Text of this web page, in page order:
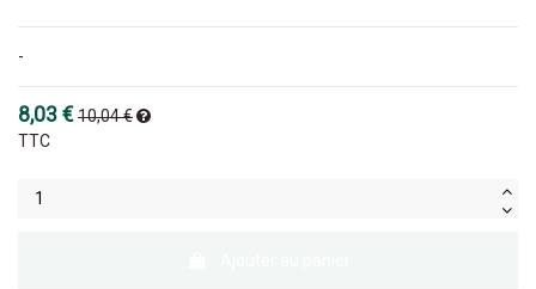
-
8,03 €10,04 €
TTC